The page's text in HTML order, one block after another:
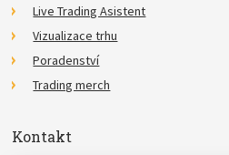
Live Trading Asistent
Vizualizace trhu
Poradenství
Trading merch
Kontakt